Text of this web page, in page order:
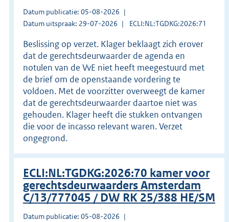
Datum publicatie: 05-08-2026
Datum uitspraak: 29-07-2026
ECLI:NL:TGDKG:2026:71
Beslissing op verzet. Klager beklaagt zich erover
dat de gerechtsdeurwaarder de agenda en
notulen van de VvE niet heeft meegestuurd met
de brief om de openstaande vordering te
voldoen. Met de voorzitter overweegt de kamer
dat de gerechtsdeurwaarder daartoe niet was
gehouden. Klager heeft die stukken ontvangen
die voor de incasso relevant waren. Verzet
ongegrond.
ECLI:NL:TGDKG:2026:70 kamer voor
gerechtsdeurwaarders Amsterdam
C/13/777045 / DW RK 25/388 HE/SM
Datum publicatie: 05-08-2026